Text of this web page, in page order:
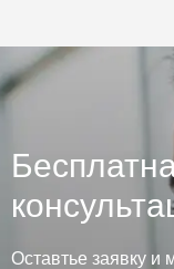
Оставтье заявку и